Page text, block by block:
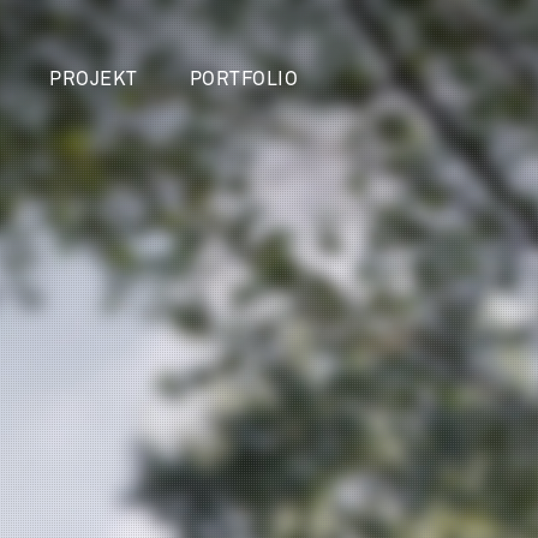
PROJEKT PORTFOLIO